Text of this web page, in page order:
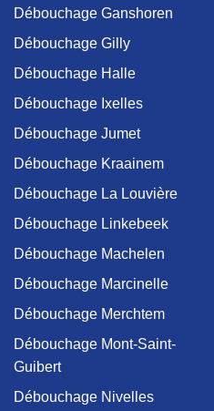
Débouchage Ganshoren
Débouchage Gilly
Débouchage Halle
Débouchage Ixelles
Débouchage Jumet
Débouchage Kraainem
Débouchage La Louvière
Débouchage Linkebeek
Débouchage Machelen
Débouchage Marcinelle
Débouchage Merchtem
Débouchage Mont-Saint-
Guibert
Débouchage Nivelles